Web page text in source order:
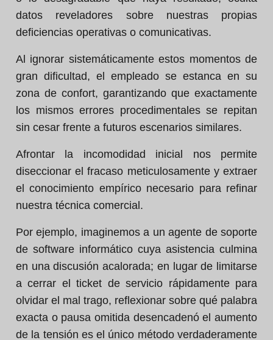
datos reveladores sobre nuestras propias
deficiencias operativas o comunicativas.
Al ignorar sistemáticamente estos momentos de
gran dificultad, el empleado se estanca en su
zona de confort, garantizando que exactamente
los mismos errores procedimentales se repitan
sin cesar frente a futuros escenarios similares.
Afrontar la incomodidad inicial nos permite
diseccionar el fracaso meticulosamente y extraer
el conocimiento empírico necesario para refinar
nuestra técnica comercial.
Por ejemplo, imaginemos a un agente de soporte
de software informático cuya asistencia culmina
en una discusión acalorada; en lugar de limitarse
a cerrar el ticket de servicio rápidamente para
olvidar el mal trago, reflexionar sobre qué palabra
exacta o pausa omitida desencadenó el aumento
de la tensión es el único método verdaderamente